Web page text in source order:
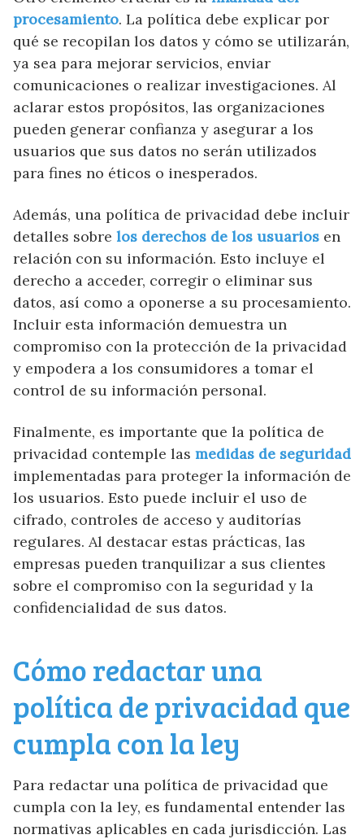
procesamiento. La política debe explicar por
qué se recopilan los datos y cómo se utilizarán,
ya sea para mejorar servicios, enviar
comunicaciones o realizar investigaciones. Al
aclarar estos propósitos, las organizaciones
pueden generar confianza y asegurar a los
usuarios que sus datos no serán utilizados
para fines no éticos o inesperados.
Además, una política de privacidad debe incluir
detalles sobre los derechos de los usuarios en
relación con su información. Esto incluye el
derecho a acceder, corregir o eliminar sus
datos, así como a oponerse a su procesamiento.
Incluir esta información demuestra un
compromiso con la protección de la privacidad
y empodera a los consumidores a tomar el
control de su información personal.
Finalmente, es importante que la política de
privacidad contemple las medidas de seguridad
implementadas para proteger la información de
los usuarios. Esto puede incluir el uso de
cifrado, controles de acceso y auditorías
regulares. Al destacar estas prácticas, las
empresas pueden tranquilizar a sus clientes
sobre el compromiso con la seguridad y la
confidencialidad de sus datos.
Cómo redactar una
política de privacidad que
cumpla con la ley
Para redactar una política de privacidad que
cumpla con la ley, es fundamental entender las
normativas aplicables en cada jurisdicción. Las